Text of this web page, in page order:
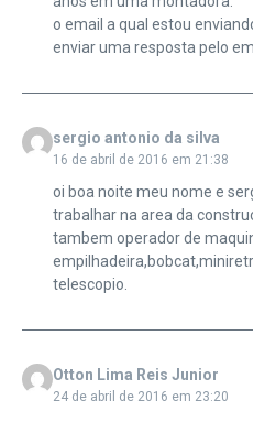
o email a qual estou
enviar uma resposta pelo
sergio antonio da silva
16 de abril de 2016 em 21:38
oi boa noite meu nome e
trabalhar na area da
tambem operador de
telescopio.
Otton Lima Reis Junior
24 de abril de 2016 em 23:20